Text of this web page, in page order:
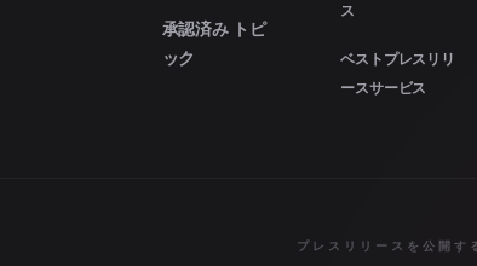
承認済み トピ
ック
ス
ベストプレスリリ
ースサービス
プレスリリースを公開す